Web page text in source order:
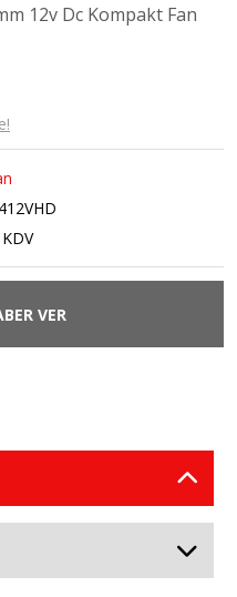
12v Dc Kompakt Fan
VER